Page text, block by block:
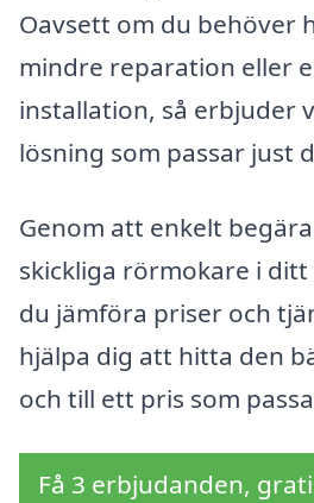
Oavsett om du behöver
mindre reparation eller
installation, så erbjuder
lösning som passar just
Genom att enkelt
skickliga rörmokare i
du jämföra priser och
hjälpa dig att hitta den
och till ett pris som
Få 3 erbjudanden,